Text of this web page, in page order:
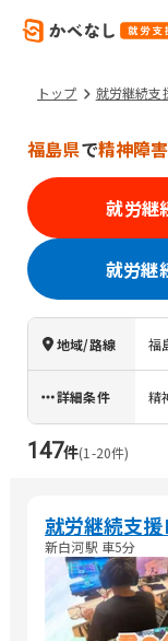
トップ 就労継続支
福島県で精神障害
就労継
就労継
地域/路線 福
詳細条件 精
147件(1 -20件)
就労継続支
新白河駅 車5分